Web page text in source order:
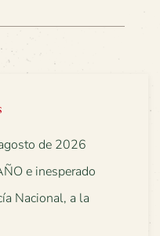
de 2026
e inesperado
Nacional, a la